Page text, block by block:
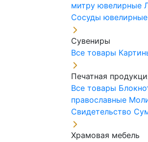
митру ювелирные
Сосуды ювелирные
Сувениры
Все товары
Печатная
Все товары
православные
Свидетельство
Храмовая мебель